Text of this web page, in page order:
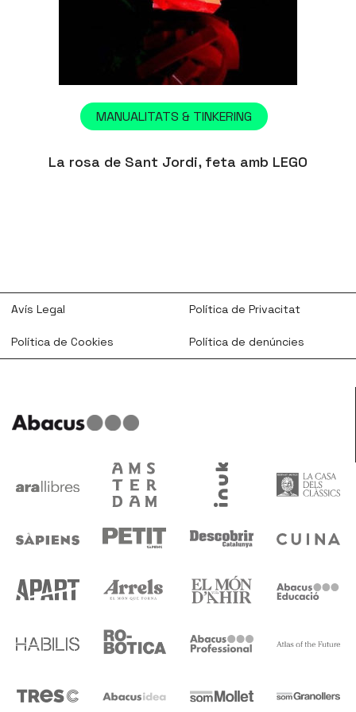
MANUALITATS & TINKERING
La rosa de Sant Jordi, feta amb LEGO
Avís Legal Política de Privacitat
Política de Cookies Política de denúncies